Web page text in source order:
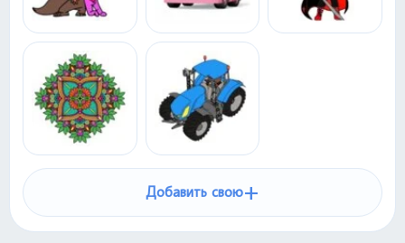
Добавить свою+